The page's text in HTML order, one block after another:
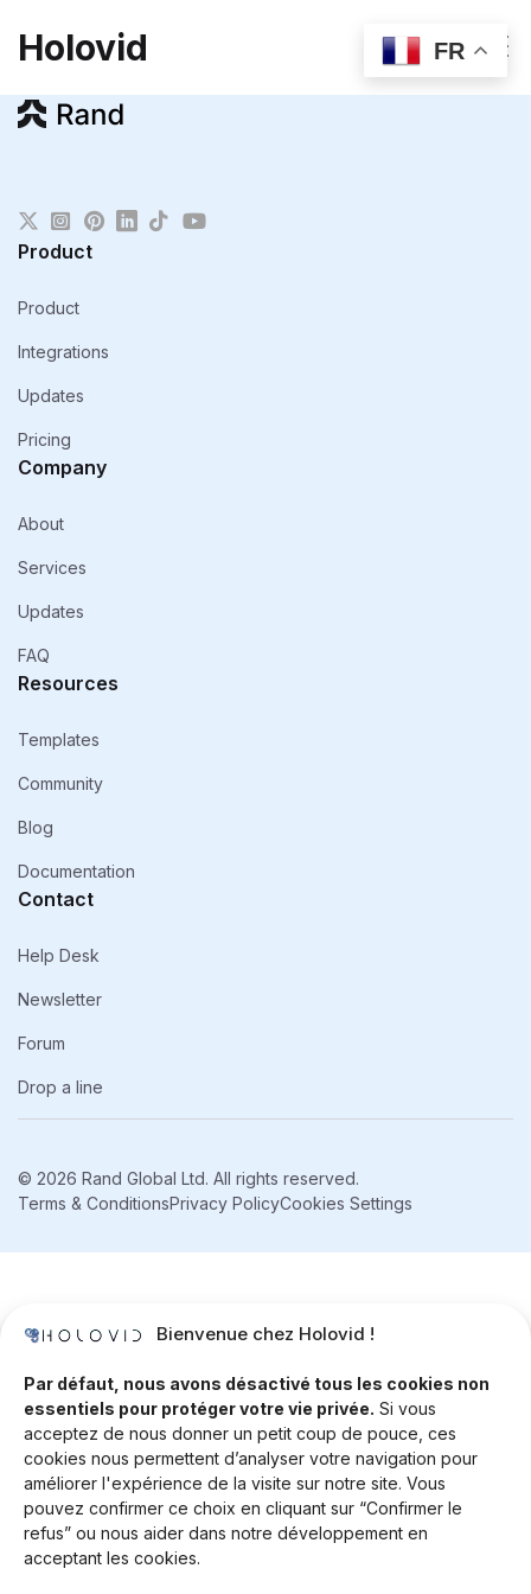
Bienvenue chez Holovid !
Par défaut, nous avons désactivé tous les cookies non
essentiels pour protéger votre vie privée. Si vous
acceptez de nous donner un petit coup de pouce, ces
cookies nous permettent d’analyser votre navigation pour
améliorer l'expérience de la visite sur notre site. Vous
pouvez confirmer ce choix en cliquant sur “Confirmer le
refus” ou nous aider dans notre développement en
acceptant les cookies.
Holovid
Product
Product
Integrations
Updates
Pricing
Company
About
Services
Updates
FAQ
Resources
Templates
Community
Blog
Documentation
Contact
Help Desk
Newsletter
Forum
Drop a line
© 2026 Rand Global Ltd. All rights reserved.
Terms & ConditionsPrivacy PolicyCookies Settings
FR